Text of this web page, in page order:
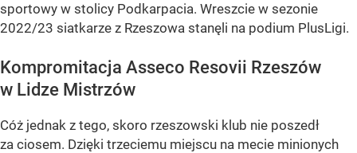
sportowy w stolicy Podkarpacia. Wreszcie w sezonie
2022/23 siatkarze z Rzeszowa stanęli na podium PlusLigi.
Kompromitacja Asseco Resovii Rzeszów
w Lidze Mistrzów
Cóż jednak z tego, skoro rzeszowski klub nie poszedł
za ciosem. Dzięki trzeciemu miejscu na mecie minionych